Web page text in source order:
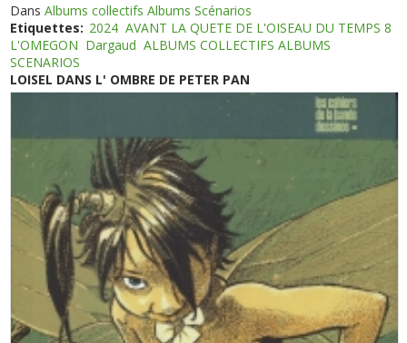
DansAlbums collectifs Albums Scénarios
Etiquettes: 2024 AVANT LA QUETE DE L'OISEAU DU TEMPS 8
L'OMEGON Dargaud ALBUMS COLLECTIFS ALBUMS
SCENARIOS
LOISEL DANS L' OMBRE DE PETER PAN